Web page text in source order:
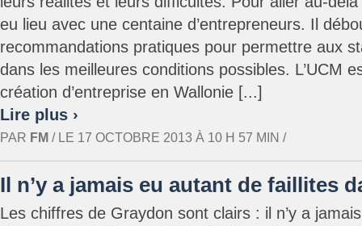
eu lieu avec une centaine d’entrepreneurs. Il
recommandations pratiques pour permettre aux
dans les meilleures conditions possibles. L’UCM
création d’entreprise en Wallonie [...]
Lire plus ›
PAR FM / LE 17 OCTOBRE 2013 À 10 H 57 MIN /
Il n’y a jamais eu autant de faillites
Les chiffres de Graydon sont clairs : il n’y a